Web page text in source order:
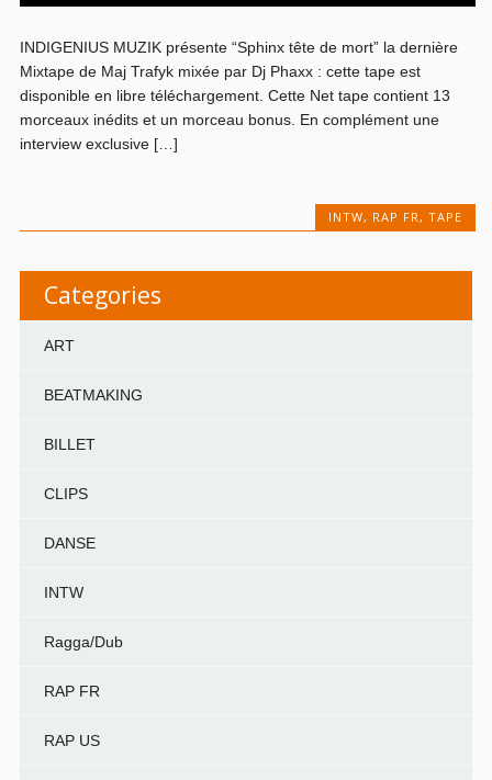
INDIGENIUS MUZIK présente “Sphinx tête de mort” la dernière
Mixtape de Maj Trafyk mixée par Dj Phaxx : cette tape est
disponible en libre téléchargement. Cette Net tape contient 13
morceaux inédits et un morceau bonus. En complément une
interview exclusive […]
INTW, RAP FR, TAPE
Categories
ART
BEATMAKING
BILLET
CLIPS
DANSE
INTW
Ragga/Dub
RAP FR
RAP US